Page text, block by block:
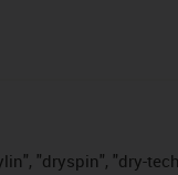
"dryspin", "dry-